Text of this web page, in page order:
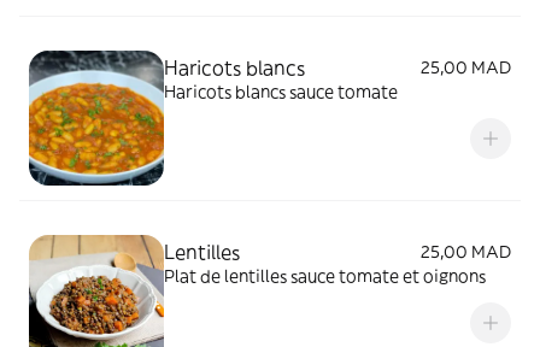
Haricots blancs
25,00 MAD
Haricots blancs sauce tomate
Lentilles
25,00 MAD
Plat de lentilles sauce tomate et oignons